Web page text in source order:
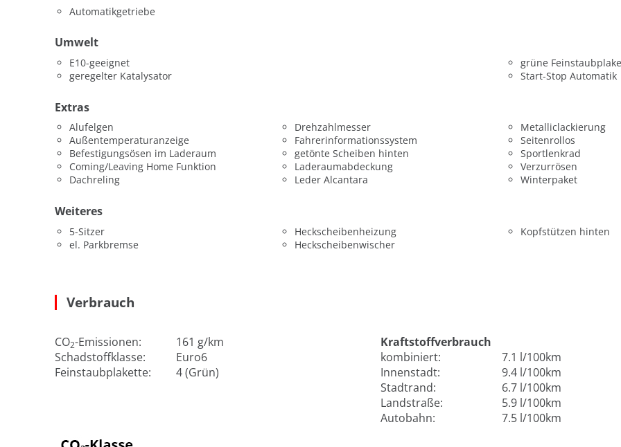
Automatikgetriebe
Umwelt
E10-geeignet
geregelter Katalysator
grüne
Start-Stop Automatik
Extras
Alufelgen
Außentemperaturanzeige
Befestigungsösen im Laderaum
Coming/Leaving Home Funktion
Dachreling
Drehzahlmesser
Fahrerinformationssystem
getönte Scheiben hinten
Laderaumabdeckung
Leder Alcantara
Metalliclackierung
Seitenrollos
Sportlenkrad
Verzurrösen
Winterpaket
Weiteres
5-Sitzer
el. Parkbremse
Heckscheibenheizung
Heckscheibenwischer
Kopfstützen hinten
Verbrauch
CO2-Emissionen:
161 g/km
Schadstoffklasse:
Euro6
Feinstaubplakette:
4 (Grün)
Kraftstoffverbrauch
kombiniert:
7.1 l/100km
Innenstadt:
9.4 l/100km
Stadtrand:
6.7 l/100km
Landstraße:
5.9 l/100km
Autobahn:
7.5 l/100km